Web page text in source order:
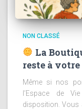
NON CLASSÉ
La
reste à votre
Même si nos
l’Espace de
disposition. Vous